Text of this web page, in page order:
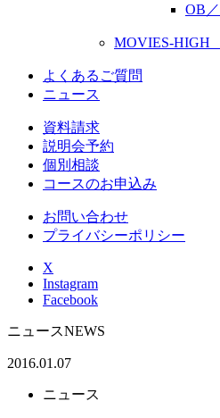
OB
MOVIES-HIGH
よくあるご質問
ニュース
資料請求
説明会予約
個別相談
コースのお申込み
お問い合わせ
プライバシーポリシー
X
Instagram
Facebook
ニュースNEWS
2016.01.07
ニュース